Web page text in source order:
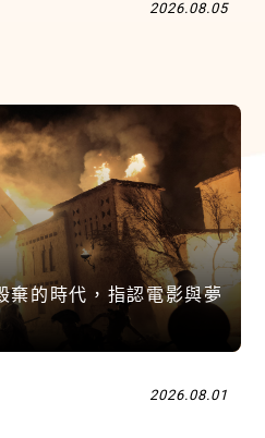
2026.08.05
棄的時代，指認電影與夢
2026.08.01